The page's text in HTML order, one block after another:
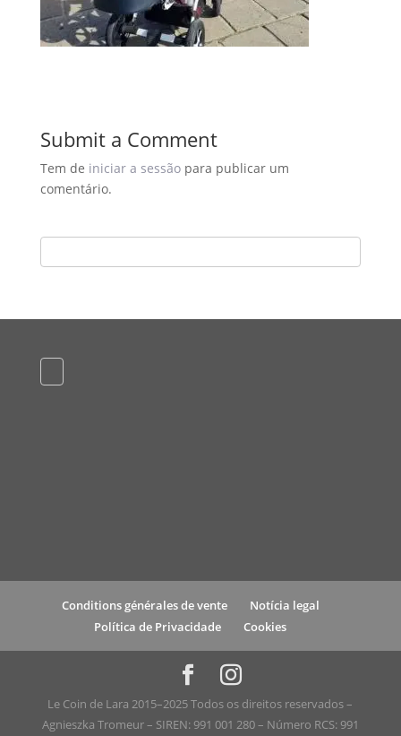
Submit a Comment
Tem de iniciar a sessãopara publicar um
comentário.
Conditions générales de vente
Notícia legal
Política de Privacidade
Cookies
Le Coin de Lara 2015–2025 Todos os direitos reservados –
Agnieszka Tromeur – SIREN: 991 001 280 – Número RCS: 991